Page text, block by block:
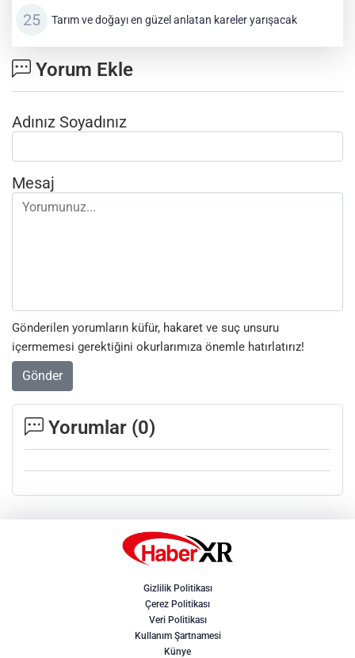
Tarım ve doğayı en güzel anlatan kareler yarışacak
Yorum Ekle
Adınız Soyadınız
Mesaj
Gönderilen yorumların küfür, hakaret ve suç unsuru
içermemesi gerektiğini okurlarımıza önemle hatırlatırız!
Gönder
Yorumlar (0)
Gizlilik Politikası
Çerez Politikası
Veri Politikası
Kullanım Şartnamesi
Künye